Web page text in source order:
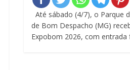
Até sábado (4/7), o Parque
de Bom Despacho (MG)
Expobom 2026, com entrada